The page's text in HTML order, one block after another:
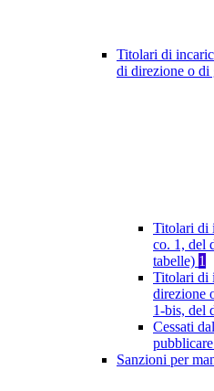
Titolari di
di direzione o di
Titolari di
co. 1, del
tabelle) 1
Titolari di
direzione
1-bis, del
Cessati
Sanzioni per